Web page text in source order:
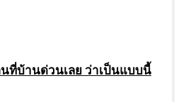
ที่บ้านด่วนเลย ว่าเป็นแบบนี้